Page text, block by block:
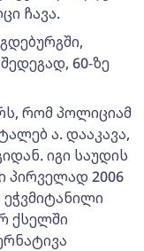
ჩავა.
60-ზე
რომ პოლიციამ
ა. დააკავა,
იგი საუდის
პირველად 2006
ქსელში